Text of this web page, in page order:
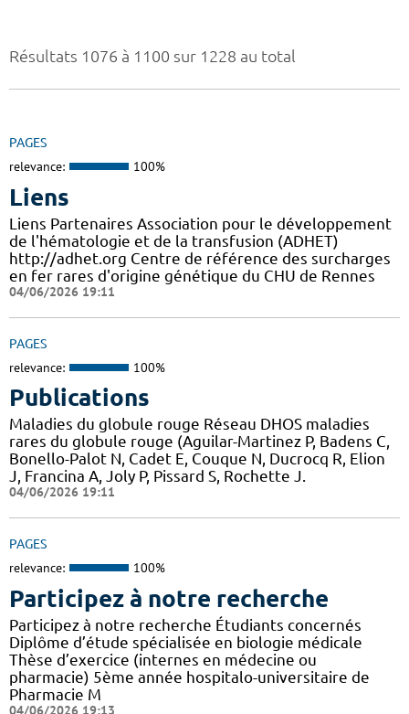
Résultats 1076 à 1100 sur 1228 au total
PAGES
relevance: 100%
Liens
Liens Partenaires Association pour le développement
de l'hématologie et de la transfusion (ADHET)
http://adhet.org Centre de référence des surcharges
en fer rares d'origine génétique du CHU de Rennes
04/06/2026 19:11
PAGES
relevance: 100%
Publications
Maladies du globule rouge Réseau DHOS maladies
rares du globule rouge (Aguilar-Martinez P, Badens C,
Bonello-Palot N, Cadet E, Couque N, Ducrocq R, Elion
J, Francina A, Joly P, Pissard S, Rochette J.
04/06/2026 19:11
PAGES
relevance: 100%
Participez à notre recherche
Participez à notre recherche Étudiants concernés
Diplôme d’étude spécialisée en biologie médicale
Thèse d’exercice (internes en médecine ou
pharmacie) 5ème année hospitalo-universitaire de
Pharmacie M
04/06/2026 19:13